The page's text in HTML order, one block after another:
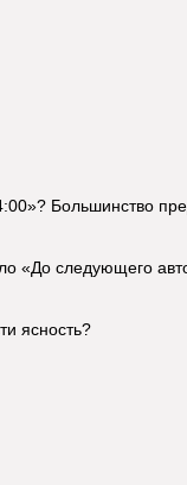
Большинство
«До следующего
ясность?